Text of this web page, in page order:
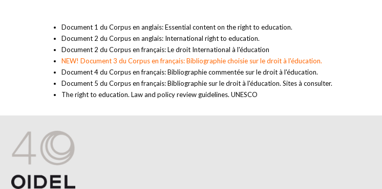
Document 1 du Corpus en anglais: Essential content on the right to education.
Document 2 du Corpus en anglais: International right to education.
Document 2 du Corpus en français: Le droit International à l'éducation
NEW! Document 3 du Corpus en français: Bibliographie choisie sur le droit à l'éducation.
Document 4 du Corpus en français: Bibliographie commentée sur le droit à l'éducation.
Document 5 du Corpus en français: Bibliographie sur le droit à l'éducation. Sites à consulter.
The right to education. Law and policy review guidelines. UNESCO